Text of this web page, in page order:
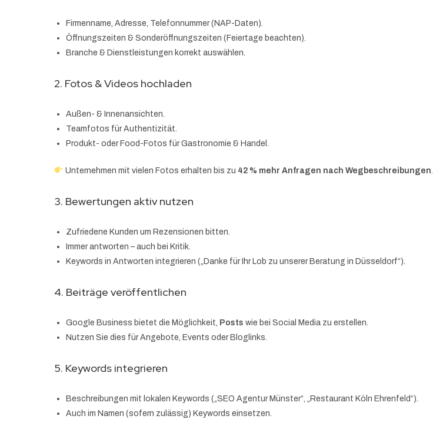
Firmenname, Adresse, Telefonnummer (NAP-Daten).
Öffnungszeiten & Sonderöffnungszeiten (Feiertage beachten).
Branche & Dienstleistungen korrekt auswählen.
2. Fotos & Videos hochladen
Außen- & Innenansichten.
Teamfotos für Authentizität.
Produkt- oder Food-Fotos für Gastronomie & Handel.
Unternehmen mit vielen Fotos erhalten bis zu 42 % mehr Anfragen nach Wegbeschreibungen.
3. Bewertungen aktiv nutzen
Zufriedene Kunden um Rezensionen bitten.
Immer antworten – auch bei Kritik.
Keywords in Antworten integrieren („Danke für Ihr Lob zu unserer Beratung in Düsseldorf“).
4. Beiträge veröffentlichen
Google Business bietet die Möglichkeit, Posts wie bei Social Media zu erstellen.
Nutzen Sie dies für Angebote, Events oder Bloglinks.
5. Keywords integrieren
Beschreibungen mit lokalen Keywords („SEO Agentur Münster“, „Restaurant Köln Ehrenfeld“).
Auch im Namen (sofern zulässig) Keywords einsetzen.